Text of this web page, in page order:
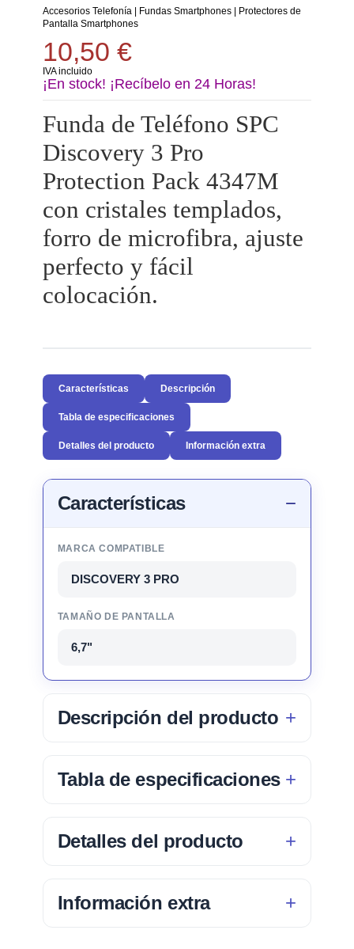
Accesorios Telefonía| Fundas Smartphones|
Protectores de
Pantalla Smartphones
10,50 €
IVA incluido
¡En stock! ¡Recíbelo en 24 Horas!
Funda de Teléfono SPC
Discovery 3 Pro
Protection Pack 4347M
con cristales templados,
forro de microfibra, ajuste
perfecto y fácil
colocación.
Características Descripción
Tabla de especificaciones
Detalles del producto Información extra
Características
MARCA COMPATIBLE
DISCOVERY 3 PRO
TAMAÑO DE PANTALLA
6,7"
Descripción del producto
Tabla de especificaciones
Detalles del producto
Información extra